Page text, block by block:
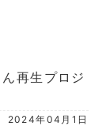
再生プロジ
2024年04月1日